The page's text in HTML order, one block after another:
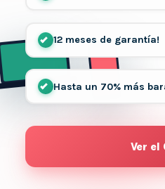
12 meses de garantía!
Hasta un 70% más
Ver el